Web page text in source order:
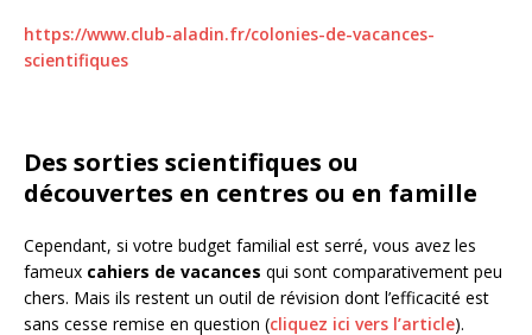
https://www.club-aladin.fr/colonies-de-vacances-
scientifiques
Des sorties scientifiques ou
découvertes en centres ou en famille
Cependant, si votre budget familial est serré, vous avez les
fameux cahiers de vacances qui sont comparativement peu
chers. Mais ils restent un outil de révision dont l’efficacité est
sans cesse remise en question (cliquez ici vers l’article).